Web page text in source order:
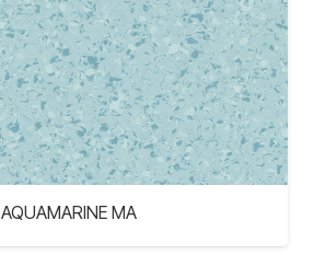
AQUAMARINE MA